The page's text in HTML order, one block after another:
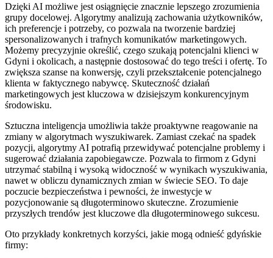
Dzięki AI możliwe jest osiągnięcie znacznie lepszego zrozumienia
grupy docelowej. Algorytmy analizują zachowania użytkowników,
ich preferencje i potrzeby, co pozwala na tworzenie bardziej
spersonalizowanych i trafnych komunikatów marketingowych.
Możemy precyzyjnie określić, czego szukają potencjalni klienci w
Gdyni i okolicach, a następnie dostosować do tego treści i ofertę. To
zwiększa szanse na konwersję, czyli przekształcenie potencjalnego
klienta w faktycznego nabywcę. Skuteczność działań
marketingowych jest kluczowa w dzisiejszym konkurencyjnym
środowisku.
Sztuczna inteligencja umożliwia także proaktywne reagowanie na
zmiany w algorytmach wyszukiwarek. Zamiast czekać na spadek
pozycji, algorytmy AI potrafią przewidywać potencjalne problemy i
sugerować działania zapobiegawcze. Pozwala to firmom z Gdyni
utrzymać stabilną i wysoką widoczność w wynikach wyszukiwania,
nawet w obliczu dynamicznych zmian w świecie SEO. To daje
poczucie bezpieczeństwa i pewności, że inwestycje w
pozycjonowanie są długoterminowo skuteczne. Zrozumienie
przyszłych trendów jest kluczowe dla długoterminowego sukcesu.
Oto przykłady konkretnych korzyści, jakie mogą odnieść gdyńskie
firmy: